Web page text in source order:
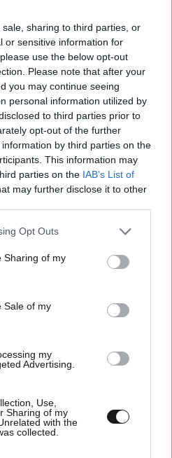
sharing to third parties, or
or sensitive information for
use the below opt-out
Please note that after your
you may continue seeing
personal information utilized by
to third parties prior to
opt-out of the further
by third parties on the
This information may
parties on the IAB’s List of
may further disclose it to other
app uses one or more Google
behaviour. You may click to
and its third-party tags to
purposes in below Google
Opt Outs
Sharing of my
Sale of my
my
Advertising.
Use,
Sharing of my
with the
collected.
της Τέιλορ Σουίφτ από
εκστρατείας του
στο πέλαγος, νεκρό» – Τι
η Μαρίνα